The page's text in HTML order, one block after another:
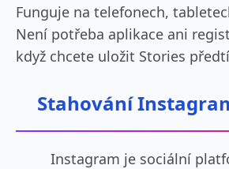
Funguje na telefonech,
Není potřeba aplikace ani
když chcete uložit Stories
Stahování
Instagram je sociální